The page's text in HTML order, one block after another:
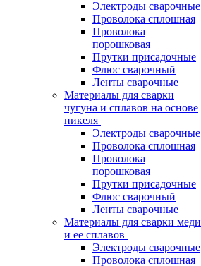
Электроды сварочные
Проволока сплошная
Проволока
порошковая
Прутки присадочные
Флюс сварочный
Ленты сварочные
Материалы для сварки
чугуна и сплавов на основе
никеля
Электроды сварочные
Проволока сплошная
Проволока
порошковая
Прутки присадочные
Флюс сварочный
Ленты сварочные
Материалы для сварки меди
и ее сплавов
Электроды сварочные
Проволока сплошная